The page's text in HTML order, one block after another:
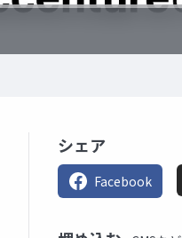
シェア
Facebook